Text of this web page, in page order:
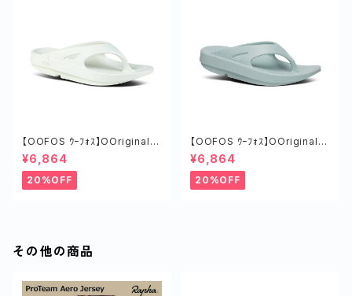
【OOFOS ｳｰﾌｫｽ】OOriginalｳｰ
ｵﾘｼﾞﾅﾙ COSMIC GRAY
¥6,864
20%OFF
【OOFOS ｳｰﾌｫｽ】OOriginalｳｰ
ｵﾘｼﾞﾅﾙ MIST
¥6,864
20%OFF
その他の商品